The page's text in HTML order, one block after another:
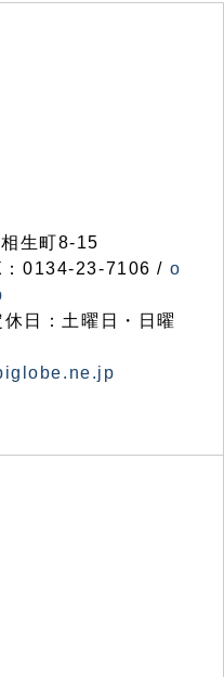
生町8-15
0134-23-7106 / o
日：土曜日・日曜